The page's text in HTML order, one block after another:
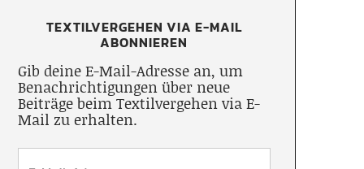
TEXTILVERGEHEN VIA E-MAIL
ABONNIEREN
Gib deine E-Mail-Adresse an, um
Benachrichtigungen über neue
Beiträge beim Textilvergehen via E-
Mail zu erhalten.